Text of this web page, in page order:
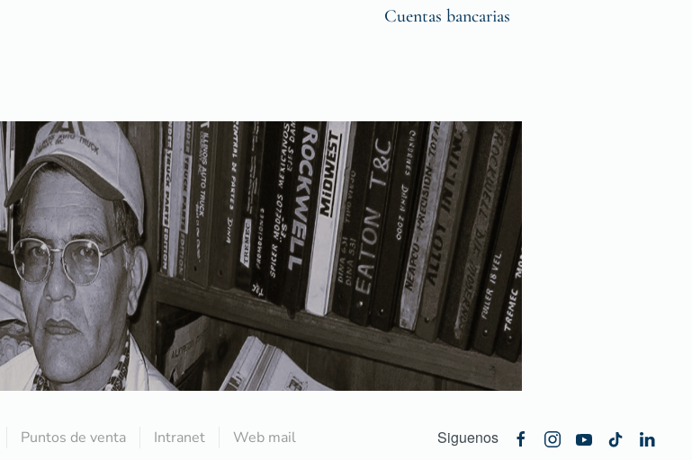
Cuentas bancarias
Puntos de venta Intranet Web mail Siguenos